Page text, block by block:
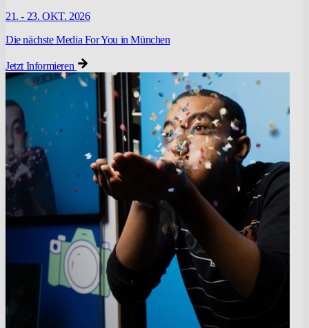
21. - 23. OKT. 2026
Die nächste Media For You in München
Jetzt Informieren